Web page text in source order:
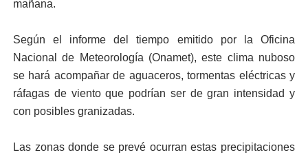
mañana.
Según el informe del tiempo emitido por la Oficina
Nacional de Meteorología (Onamet), este clima nuboso
se hará acompañar de aguaceros, tormentas eléctricas y
ráfagas de viento que podrían ser de gran intensidad y
con posibles granizadas.
Las zonas donde se prevé ocurran estas precipitaciones